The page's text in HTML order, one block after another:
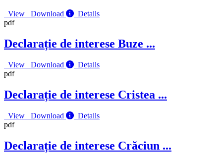
View Download
Details
pdf
Declarație de interese Buze ...
View Download
Details
pdf
Declarație de interese Cristea ...
View Download
Details
pdf
Declarație de interese Crăciun ...